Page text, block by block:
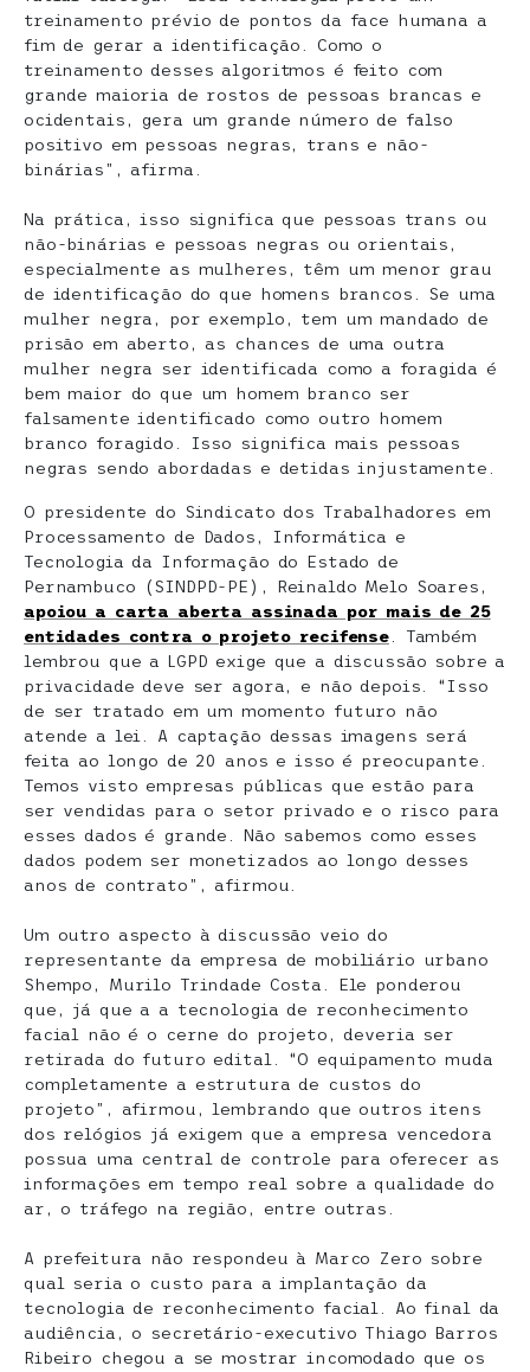
treinamento prévio de pontos da face humana a
fim de gerar a identificação. Como o
treinamento desses algoritmos é feito com
grande maioria de rostos de pessoas brancas e
ocidentais, gera um grande número de falso
positivo em pessoas negras, trans e não-
binárias”, afirma.
Na prática, isso significa que pessoas trans ou
não-binárias e pessoas negras ou orientais,
especialmente as mulheres, têm um menor grau
de identificação do que homens brancos. Se uma
mulher negra, por exemplo, tem um mandado de
prisão em aberto, as chances de uma outra
mulher negra ser identificada como a foragida é
bem maior do que um homem branco ser
falsamente identificado como outro homem
branco foragido. Isso significa mais pessoas
negras sendo abordadas e detidas injustamente.
O presidente do Sindicato dos Trabalhadores em
Processamento de Dados, Informática e
Tecnologia da Informação do Estado de
Pernambuco (SINDPD-PE), Reinaldo Melo Soares,
apoiou a carta aberta assinada por mais de 25
entidades contra o projeto recifense. Também
lembrou que a LGPD exige que a discussão sobre a
privacidade deve ser agora, e não depois. “Isso
de ser tratado em um momento futuro não
atende a lei. A captação dessas imagens será
feita ao longo de 20 anos e isso é preocupante.
Temos visto empresas públicas que estão para
ser vendidas para o setor privado e o risco para
esses dados é grande. Não sabemos como esses
dados podem ser monetizados ao longo desses
anos de contrato”, afirmou.
Um outro aspecto à discussão veio do
representante da empresa de mobiliário urbano
Shempo, Murilo Trindade Costa. Ele ponderou
que, já que a a tecnologia de reconhecimento
facial não é o cerne do projeto, deveria ser
retirada do futuro edital. “O equipamento muda
completamente a estrutura de custos do
projeto”, afirmou, lembrando que outros itens
dos relógios já exigem que a empresa vencedora
possua uma central de controle para oferecer as
informações em tempo real sobre a qualidade do
ar, o tráfego na região, entre outras.
A prefeitura não respondeu à Marco Zero sobre
qual seria o custo para a implantação da
tecnologia de reconhecimento facial. Ao final da
audiência, o secretário-executivo Thiago Barros
Ribeiro chegou a se mostrar incomodado que os